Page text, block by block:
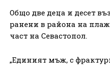
Общо две деца и десет
ранени в района на
част на Севастопол.
„Единият мъж, с